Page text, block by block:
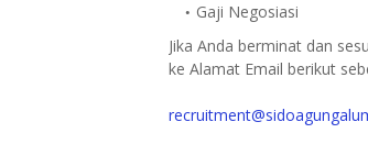
Gaji Negosiasi
Jika Anda berminat dan
ke Alamat Email berikut